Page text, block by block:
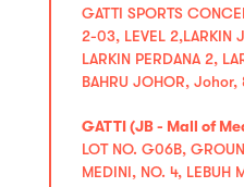
GATTI SPORTS
2-03, LEVEL 2,LARKIN
LARKIN PERDANA 2,
BAHRU JOHOR,
GATTI (JB - Mall of
LOT NO. G06B,
MEDINI, NO. 4, LEBUH